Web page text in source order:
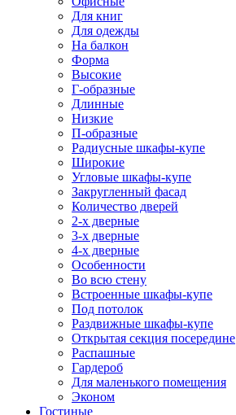
Для книг
Для одежды
На балкон
Форма
Высокие
Г-образные
Длинные
Низкие
П-образные
Радиусные шкафы-купе
Широкие
Угловые шкафы-купе
Закругленный фасад
Количество дверей
2-х дверные
3-х дверные
4-х дверные
Особенности
Во всю стену
Встроенные шкафы-купе
Под потолок
Раздвижные шкафы-купе
Открытая секция посередине
Распашные
Гардероб
Для маленького помещения
Эконом
Гостиные